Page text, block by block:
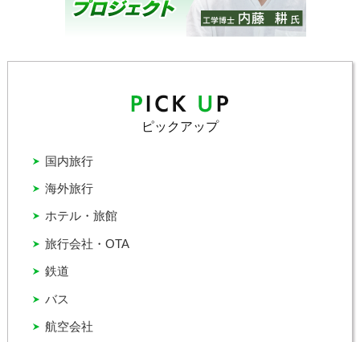
ピックアップ
バス
ホテル・旅館
国内旅行
旅行会社・OTA
海外旅行
航空会社
鉄道